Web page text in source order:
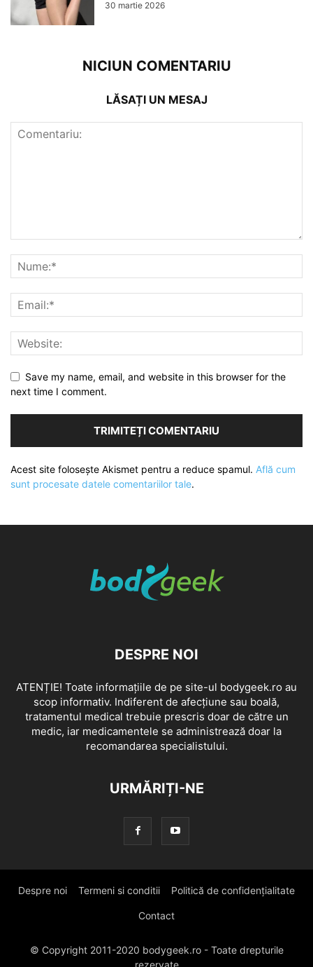
30 martie 2026
NICIUN COMENTARIU
LĂSAȚI UN MESAJ
Save my name, email, and website in this browser for the
next time I comment.
Acest site folosește Akismet pentru a reduce spamul. Află cum
sunt procesate datele comentariilor tale.
DESPRE NOI
ATENȚIE! Toate informațiile de pe site-ul bodygeek.ro au
scop informativ. Indiferent de afecțiune sau boală,
tratamentul medical trebuie prescris doar de către un
medic, iar medicamentele se administrează doar la
recomandarea specialistului.
URMĂRIȚI-NE
Despre noi Termeni si conditii Politică de confidențialitate
Contact
© Copyright 2011-2020 bodygeek.ro - Toate drepturile
rezervate